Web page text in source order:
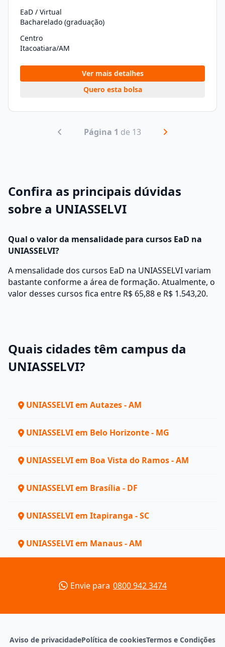
EaD / Virtual
Bacharelado (graduação)
Centro
Itacoatiara/AM
Ver mais detalhes
Quero esta bolsa
Página 1 de 13
Confira as principais dúvidas
sobre a UNIASSELVI
Qual o valor da mensalidade para cursos EaD na
UNIASSELVI?
A mensalidade dos cursos EaD na UNIASSELVI variam
bastante conforme a área de formação. Atualmente, o
valor desses cursos fica entre R$ 65,88 e R$ 1.543,20.
Quais cidades têm campus da
UNIASSELVI?
UNIASSELVI em Autazes - AM
UNIASSELVI em Belo Horizonte - MG
UNIASSELVI em Boa Vista do Ramos - AM
UNIASSELVI em Brasília - DF
UNIASSELVI em Itapiranga - SC
UNIASSELVI em Manaus - AM
Envie para 0800 942 3474
Aviso de privacidadePolítica de cookiesTermos e Condições